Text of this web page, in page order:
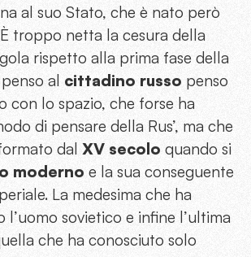
al suo Stato, che è nato però
troppo netta la cesura della
rispetto alla prima fase della
al cittadino russo penso
con lo spazio, che forse ha
di pensare della Rus’, ma che
dal XV secolo quando si
moderno e la sua conseguente
La medesima che ha
sovietico e infine l’ultima
che ha conosciuto solo